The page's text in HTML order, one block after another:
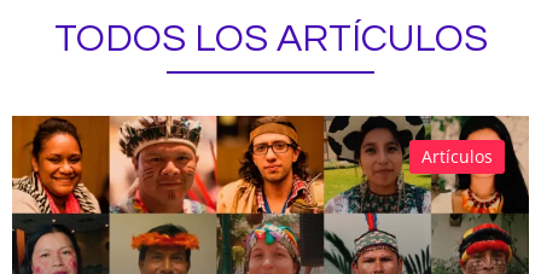
TODOS LOS ARTÍCULOS
Artículos